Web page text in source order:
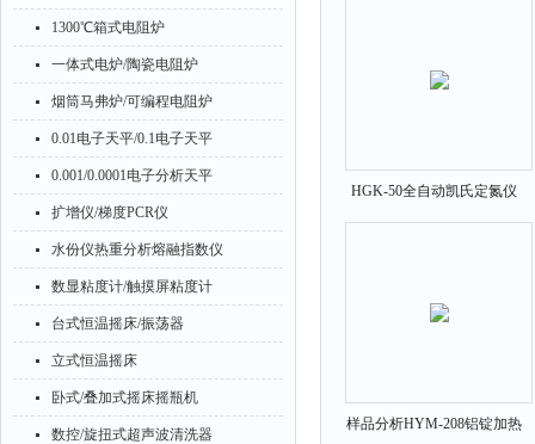
1300℃箱式电阻炉
一体式电炉/陶瓷电阻炉
烟筒马弗炉/可编程电阻炉
0.01电子天平/0.1电子天平
0.001/0.0001电子分析天平
扩增仪/梯度PCR仪
水份仪热重分析熔融指数仪
数显粘度计/触摸屏粘度计
台式恒温摇床/振荡器
立式恒温摇床
卧式/叠加式摇床摇瓶机
数控/旋扭式超声波清洗器
HGK-50全自动凯氏定氮仪
（触摸7寸彩屏）
样品分析HYM-208铝锭加热